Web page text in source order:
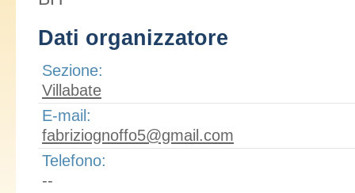
Dati organizzatore
Sezione:
Villabate
E-mail:
fabriziognoffo5@gmail.com
Telefono:
--